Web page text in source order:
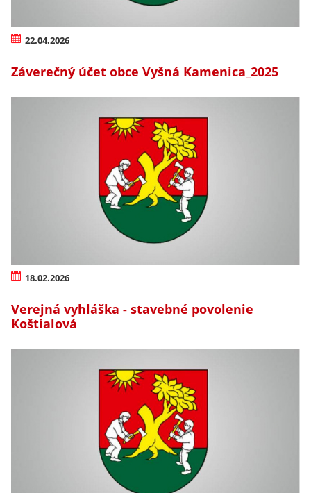
22.04.2026
Záverečný účet obce Vyšná Kamenica_2025
18.02.2026
Verejná vyhláška - stavebné povolenie
Koštialová